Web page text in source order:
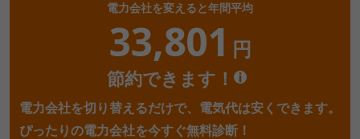
電力会社を変えると年間平均
33,801 円
節約できます！
電力会社を切り替えるだけで、電気代は安くできます。
ぴったりの電力会社を今すぐ無料診断！